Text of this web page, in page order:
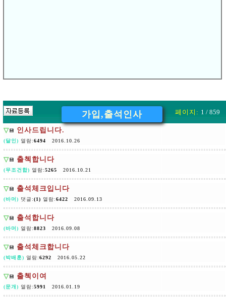
가입,출석인사 페이지: 1 / 859
▽💾 인사드립니다.
(달인) 열람:6494 2016.10.26
▽💾 출첵합니다
(무조건합) 열람:5265 2016.10.21
▽💾 출석체크입니다
(바머) 댓글:(1) 열람:6422 2016.09.13
▽💾 출석합니다
(바머) 열람:8823 2016.09.08
▽💾 출석체크합니다
(박배훈) 열람:6292 2016.05.22
▽💾 출첵이여
(문개) 열람:5991 2016.01.19